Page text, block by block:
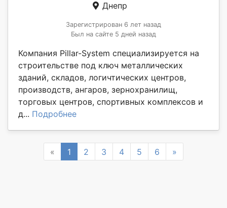
Днепр
Зарегистрирован 6 лет назад
Был на сайте 5 дней назад
Компания Pillar-System специализируется на
строительстве под ключ металлических
зданий, складов, логичтических центров,
производств, ангаров, зернохранилищ,
торговых центров, спортивных комплексов и
д... Подробнее
« Previous
1 2 3 4 5 6 »